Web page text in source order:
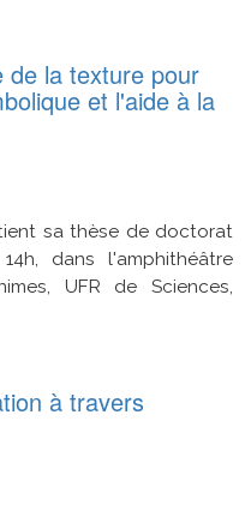
de la texture pour
et l'aide à la
sa thèse de doctorat
dans l'amphithéâtre
UFR de Sciences,
à travers